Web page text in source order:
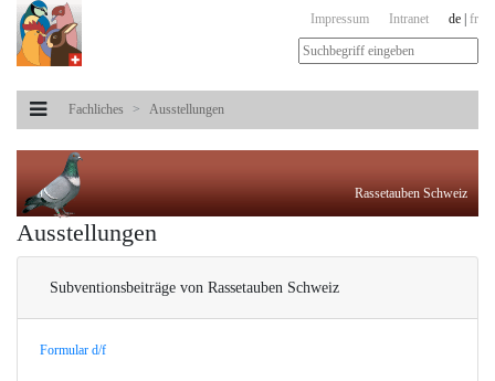
Impressum Intranet de| fr
Fachliches Ausstellungen
Rassetauben Schweiz
Ausstellungen
Subventionsbeiträge von Rassetauben Schweiz
Formular d/f